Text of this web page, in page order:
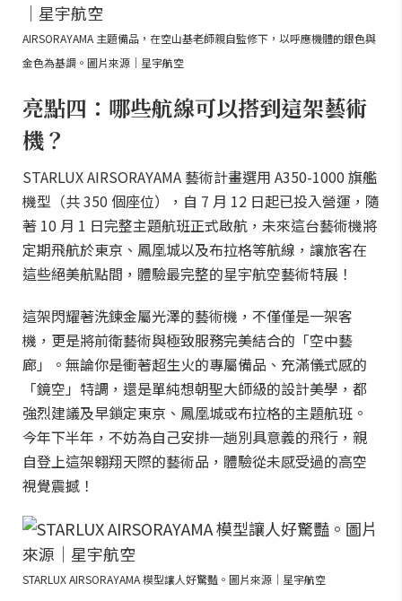
AIRSORAYAMA 主題備品，在空山基老師親自監修下，以呼應機體的銀色與
金色為基調。圖片來源｜星宇航空
亮點四：哪些航線可以搭到這架藝術
機？
STARLUX AIRSORAYAMA 藝術計畫選用 A350-1000 旗艦
機型（共 350 個座位），自 7 月 12 日起已投入營運，隨
著 10 月 1 日完整主題航班正式啟航，未來這台藝術機將
定期飛航於東京、鳳凰城以及布拉格等航線，讓旅客在
這些絕美航點間，體驗最完整的星宇航空藝術特展！
這架閃耀著洗鍊金屬光澤的藝術機，不僅僅是一架客
機，更是將前衛藝術與極致服務完美結合的「空中藝
廊」。無論你是衝著超生火的專屬備品、充滿儀式感的
「鏡空」特調，還是單純想朝聖大師級的設計美學，都
強烈建議及早鎖定東京、鳳凰城或布拉格的主題航班。
今年下半年，不妨為自己安排一趟別具意義的飛行，親
自登上這架翱翔天際的藝術品，體驗從未感受過的高空
視覺震撼！
STARLUX AIRSORAYAMA 模型讓人好驚豔。圖片來源｜星宇航空